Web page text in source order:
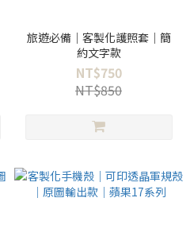
旅遊必備｜客製化護照套｜簡
約文字款
NT$750
NT$850